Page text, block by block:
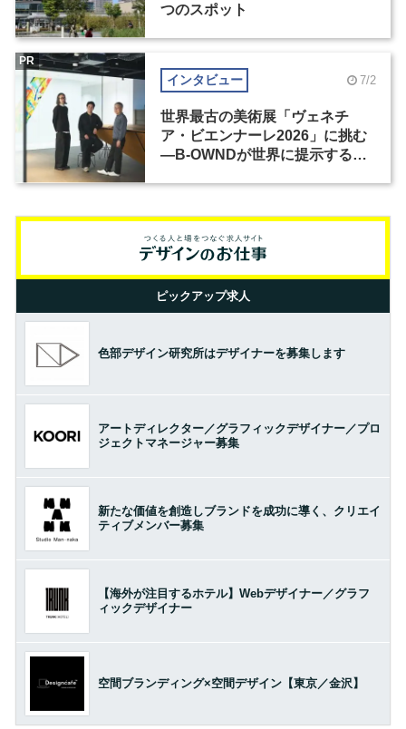
つのスポット
インタビュー 7/2
世界最古の美術展「ヴェネチ
ア・ビエンナーレ2026」に挑む
―B-OWNDが世界に提示する美
PR
ピックアップ求人
色部デザイン研究所はデザイナーを募集します
アートディレクター／グラフィックデザイナー／プロ
ジェクトマネージャー募集
新たな価値を創造しブランドを成功に導く、クリエイ
ティブメンバー募集
【海外が注目するホテル】Webデザイナー／グラフ
ィックデザイナー
空間ブランディング×空間デザイン【東京／金沢】